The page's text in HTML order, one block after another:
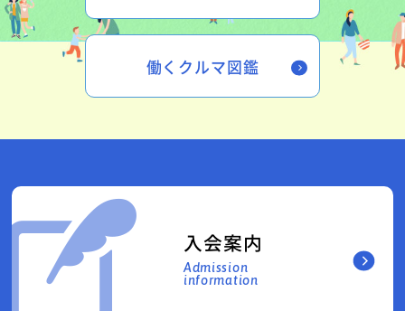
働くクルマ図鑑
入会案内
Admission
information